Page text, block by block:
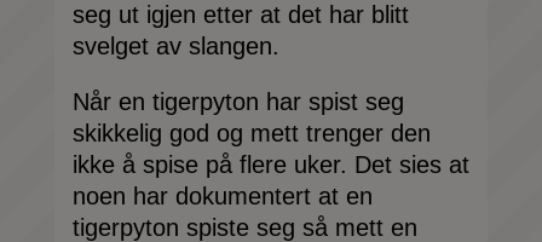
seg ut igjen etter at det har blitt
svelget av slangen.
Når en tigerpyton har spist seg
skikkelig god og mett trenger den
ikke å spise på flere uker. Det sies at
noen har dokumentert at en
tigerpyton spiste seg så mett en